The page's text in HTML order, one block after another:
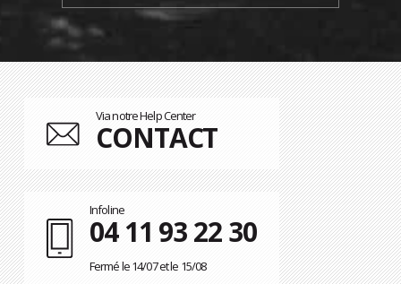
Via notre Help Center
CONTACT
Infoline
04 11 93 22 30
Fermé le 14/07 et le 15/08